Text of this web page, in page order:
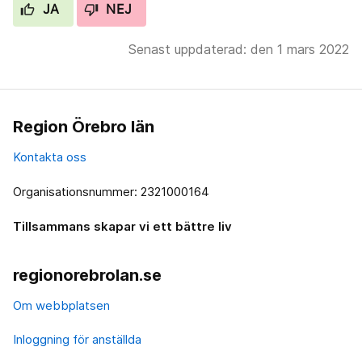
JA NEJ
Senast uppdaterad: den 1 mars 2022
Region Örebro län
Kontakta oss
Organisationsnummer: 2321000164
Tillsammans skapar vi ett bättre liv
regionorebrolan.se
Om webbplatsen
Inloggning för anställda